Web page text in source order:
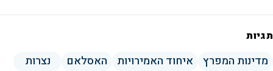
תגיות
מדינות המפרץ איחוד האמירויות האסלאם
נצרות